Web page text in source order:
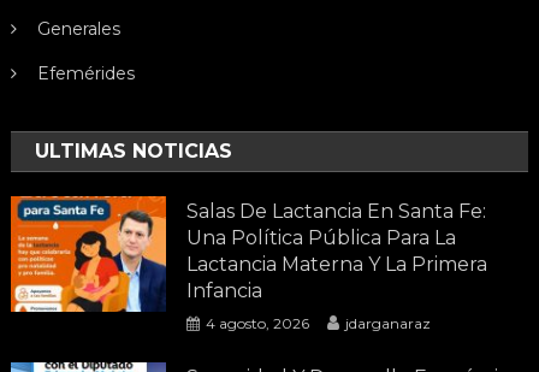
Generales
Efemérides
ULTIMAS NOTICIAS
Salas De Lactancia En Santa Fe:
Una Política Pública Para La
Lactancia Materna Y La Primera
Infancia
4 agosto, 2026 jdarganaraz